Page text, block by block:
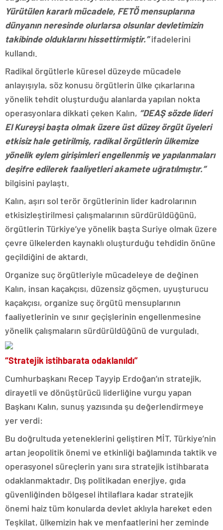
Yürütülen kararlı mücadele, FETÖ mensuplarına
dünyanın neresinde olurlarsa olsunlar devletimizin
takibinde olduklarını hissettirmiştir.”ifadelerini
kullandı.
Radikal örgütlerle küresel düzeyde mücadele
anlayışıyla, söz konusu örgütlerin ülke çıkarlarına
yönelik tehdit oluşturduğu alanlarda yapılan nokta
operasyonlara dikkati çeken Kalın, “DEAŞ sözde lideri
El Kureyşi başta olmak üzere üst düzey örgüt üyeleri
etkisiz hale getirilmiş, radikal örgütlerin ülkemize
yönelik eylem girişimleri engellenmiş ve yapılanmaları
deşifre edilerek faaliyetleri akamete uğratılmıştır.”
bilgisini paylaştı.
Kalın, aşırı sol terör örgütlerinin lider kadrolarının
etkisizleştirilmesi çalışmalarının sürdürüldüğünü,
örgütlerin Türkiye’ye yönelik başta Suriye olmak üzere
çevre ülkelerden kaynaklı oluşturduğu tehdidin önüne
geçildiğini de aktardı.
Organize suç örgütleriyle mücadeleye de değinen
Kalın, insan kaçakçısı, düzensiz göçmen, uyuşturucu
kaçakçısı, organize suç örgütü mensuplarının
faaliyetlerinin ve sınır geçişlerinin engellenmesine
yönelik çalışmaların sürdürüldüğünü de vurguladı.
“Stratejik istihbarata odaklanıldı”
Cumhurbaşkanı Recep Tayyip Erdoğan’ın stratejik,
dirayetli ve dönüştürücü liderliğine vurgu yapan
Başkanı Kalın, sunuş yazısında şu değerlendirmeye
yer verdi:
Bu doğrultuda yeteneklerini geliştiren MİT, Türkiye’nin
artan jeopolitik önemi ve etkinliği bağlamında taktik ve
operasyonel süreçlerin yanı sıra stratejik istihbarata
odaklanmaktadır. Dış politikadan enerjiye, gıda
güvenliğinden bölgesel ihtilaflara kadar stratejik
önemi haiz tüm konularda devlet aklıyla hareket eden
Teşkilat, ülkemizin hak ve menfaatlerini her zeminde